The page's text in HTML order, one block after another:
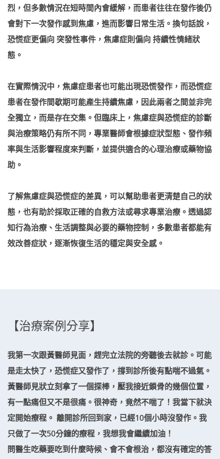
烈，但多數情況在短時間內會緩解，而患者往往在發作後仍
會對下一次發作感到焦慮，進而影響日常生活。換句話說，
恐慌症更偏向 突發性事件，焦慮症則偏向 持續性情緒狀
態。
在實際情況中，焦慮症患者也可能出現恐慌發作，而恐慌症
患者在發作間歇期可能產生持續焦慮，因此兩者之間並非完
全獨立，而是存在交集。但臨床上，焦慮症與恐慌症的診斷
與治療策略仍有所不同，專業醫師會根據症狀型態、發作頻
率與生活影響程度來判斷，並提供適合的心理治療或藥物協
助。
了解焦慮症與恐慌症的差異，可以幫助患者更清楚自己的狀
態，也有助於採取正確的自救方法或尋求專業治療。透過認
知行為治療、生活調整與必要的藥物控制，多數患者都能有
效改善症狀，逐漸恢復生活的穩定與安全感。
【治療案例分享】
我第一次跟黃醫師見面，趕完立法院的旁聽後去就診。可能
是走太快了，恐慌症又發作了，撐到診所後有點喘不過氣。
黃醫師見狀立刻拿了一個探棒，壓我接近鎖骨的幾個位置，
有一點痛但又不是很痛。很神奇，竟然不喘了！我當下就決
定開始療程。 離開診所回到家，已經10個小時沒發作。我
只做了一次50分鐘的療程，我想我會繼續加油！
問醫生吃藥要吃到什麼時候、會不會根治，都沒有確定的答